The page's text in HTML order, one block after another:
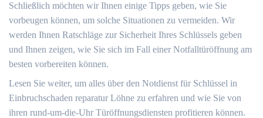
Schließlich möchten wir Ihnen einige Tipps geben, wie Sie
vorbeugen können, um solche Situationen zu vermeiden.​ Wir
werden Ihnen Ratschläge zur Sicherheit Ihres Schlüssels geben
und Ihnen zeigen, wie Sie sich im Fall einer Notfalltüröffnung am
besten vorbereiten können.​
Lesen Sie weiter, um alles über den Notdienst für Schlüssel in
Einbruchschaden reparatur Löhne zu erfahren und wie Sie von
ihren rund-um-die-Uhr Türöffnungsdiensten profitieren können.​